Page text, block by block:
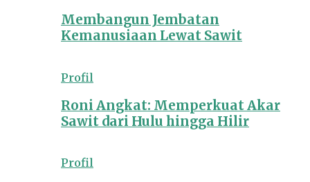
Membangun Jembatan
Kemanusiaan Lewat Sawit
Profil
Roni Angkat: Memperkuat Akar
Sawit dari Hulu hingga Hilir
Profil